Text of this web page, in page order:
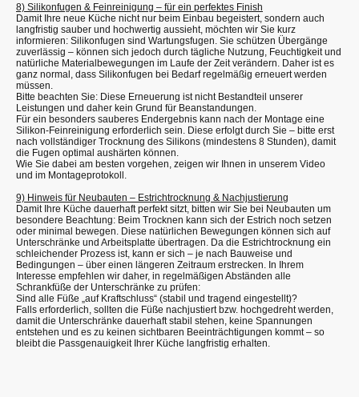
8) Silikonfugen & Feinreinigung – für ein perfektes Finish
Damit Ihre neue Küche nicht nur beim Einbau begeistert, sondern auch
langfristig sauber und hochwertig aussieht, möchten wir Sie kurz
informieren: Silikonfugen sind Wartungsfugen. Sie schützen Übergänge
zuverlässig – können sich jedoch durch tägliche Nutzung, Feuchtigkeit und
natürliche Materialbewegungen im Laufe der Zeit verändern. Daher ist es
ganz normal, dass Silikonfugen bei Bedarf regelmäßig erneuert werden
müssen.
Bitte beachten Sie: Diese Erneuerung ist nicht Bestandteil unserer
Leistungen und daher kein Grund für Beanstandungen.
Für ein besonders sauberes Endergebnis kann nach der Montage eine
Silikon-Feinreinigung erforderlich sein. Diese erfolgt durch Sie – bitte erst
nach vollständiger Trocknung des Silikons (mindestens 8 Stunden), damit
die Fugen optimal aushärten können.
Wie Sie dabei am besten vorgehen, zeigen wir Ihnen in unserem Video
und im Montageprotokoll.
9) Hinweis für Neubauten – Estrichtrocknung & Nachjustierung
Damit Ihre Küche dauerhaft perfekt sitzt, bitten wir Sie bei Neubauten um
besondere Beachtung: Beim Trocknen kann sich der Estrich noch setzen
oder minimal bewegen. Diese natürlichen Bewegungen können sich auf
Unterschränke und Arbeitsplatte übertragen. Da die Estrichtrocknung ein
schleichender Prozess ist, kann er sich – je nach Bauweise und
Bedingungen – über einen längeren Zeitraum erstrecken. In Ihrem
Interesse empfehlen wir daher, in regelmäßigen Abständen alle
Schrankfüße der Unterschränke zu prüfen:
Sind alle Füße „auf Kraftschluss“ (stabil und tragend eingestellt)?
Falls erforderlich, sollten die Füße nachjustiert bzw. hochgedreht werden,
damit die Unterschränke dauerhaft stabil stehen, keine Spannungen
entstehen und es zu keinen sichtbaren Beeinträchtigungen kommt – so
bleibt die Passgenauigkeit Ihrer Küche langfristig erhalten.